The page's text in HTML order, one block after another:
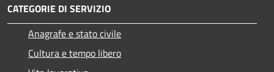
CATEGORIE DI SERVIZIO
Anagrafe e stato civile
Cultura e tempo libero